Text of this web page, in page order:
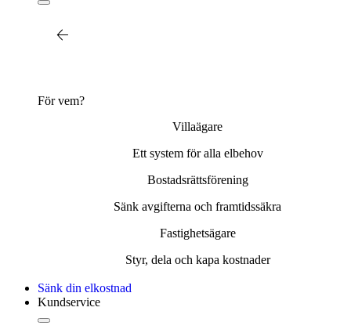
För vem?
Villaägare
Ett system för alla elbehov
Bostadsrättsförening
Sänk avgifterna och framtidssäkra
Fastighetsägare
Styr, dela och kapa kostnader
Sänk din elkostnad
Kundservice